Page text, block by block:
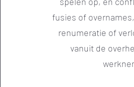
fusies of
renumeratie of
vanuit de